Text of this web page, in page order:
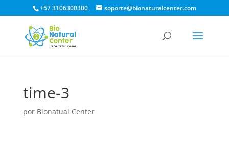
+57 3106300300 soporte@bionaturalcenter.com
time-3
por Bionatual Center